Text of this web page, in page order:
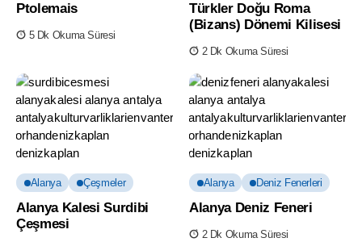
Ptolemais
5 Dk Okuma Süresi
Türkler Doğu Roma
(Bizans) Dönemi Kilisesi
2 Dk Okuma Süresi
Alanya Çeşmeler
Alanya Kalesi Surdibi
Çeşmesi
Alanya Deniz Fenerleri
Alanya Deniz Feneri
2 Dk Okuma Süresi